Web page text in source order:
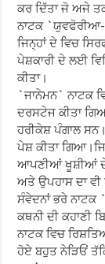
ਕਰ ਦਿੱਤਾ ਜੋ ਅਜੇ
ਨਾਟਕ
ਜਿਨ੍ਹਾਂ ਦੇ ਵਿਚ
ਪੇਸ਼ਕਾਰੀ ਦੇ ਲਈ
ਕੀਤਾ।
`ਜਾਨੇਮਨ` ਨਾਟਕ
ਦਰਸਟੇਜ ਕੀਤਾ
ਹਰੀਕੇਸ਼ ਪੰਗਾਲ
ਪੇਸ਼ ਕੀਤਾ
ਆਪਣੀਆਂ ਖੂਸ਼ੀਆਂ ਦੇ
ਅਤੇ ਉਪਹਾਸ ਦਾ ਵੀ
ਸੰਵੇਦਨਾਂ ਭਰੇ
ਕਥਨੀ ਦੀ
ਨਾਟਕ ਵਿਚ
ਹੋਏ ਬਹੁਤ ਨੇੜਿਓਂ